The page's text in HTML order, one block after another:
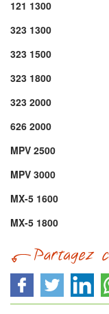
121 1300
323 1300
323 1500
323 1800
323 2000
626 2000
MPV 2500
MPV 3000
MX-5 1600
MX-5 1800